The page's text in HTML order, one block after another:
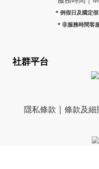
* 例假日及國定
* 非服務時間客
社群平台
隱私條款 | 條款及細